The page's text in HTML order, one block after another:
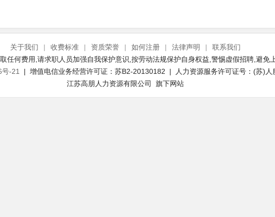
关于我们 | 收费标准 | 资质荣誉 | 如何注册 | 法律声明 |
联系我们
任何费用,请求职人员加强自我保护意识,按劳动法规保护自身权益,警惕虚假招聘,避免
-21
| 增值电信业务经营许可证：苏B2-20130182 | 人力资源服务许可证号：(苏)
江苏高朋人力资源有限公司 旗下网站